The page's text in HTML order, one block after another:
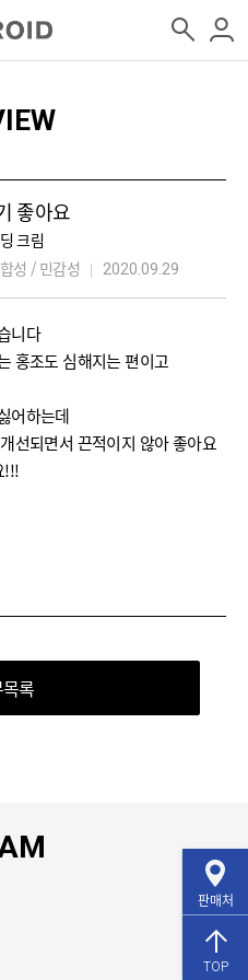
좋아요
크림
성 / 민감성 2020.09.29
니다
홍조도 심해지는 편이고
어하는데
선되면서 끈적이지 않아 좋아요
!!!
록
판매처
TOP